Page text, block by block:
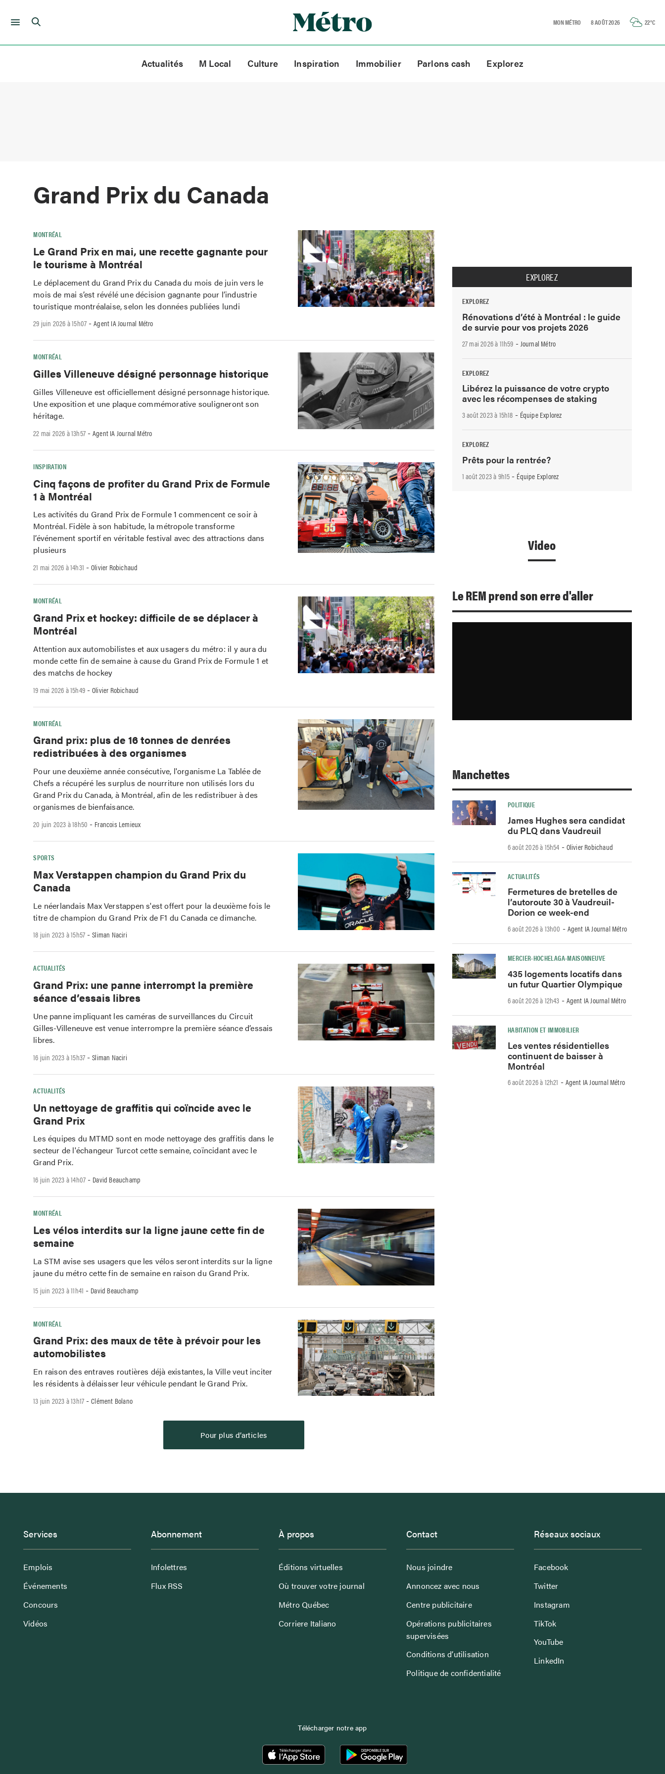
Skip
MON MÉTRO 8 AOÛT 2026 22°C
Actualités M Local Culture Inspiration Immobilier Parlons cash Explorez
Grand Prix du Canada
MONTRÉAL
Le Grand Prix en mai, une recette gagnante pour
le tourisme à Montréal
Le déplacement du Grand Prix du Canada du mois de juin vers le
mois de mai s’est révélé une décision gagnante pour l’industrie
touristique montréalaise, selon les données publiées lundi
29 juin 2026 à 15h07 -Agent IA Journal Métro
MONTRÉAL
Gilles Villeneuve désigné personnage historique
Gilles Villeneuve est officiellement désigné personnage historique.
Une exposition et une plaque commémorative souligneront son
héritage.
22 mai 2026 à 13h57 -Agent IA Journal Métro
INSPIRATION
Cinq façons de profiter du Grand Prix de Formule
1 à Montréal
Les activités du Grand Prix de Formule 1 commencent ce soir à
Montréal. Fidèle à son habitude, la métropole transforme
l’événement sportif en véritable festival avec des attractions dans
plusieurs
21 mai 2026 à 14h31 -Olivier Robichaud
MONTRÉAL
Grand Prix et hockey: difficile de se déplacer à
Montréal
Attention aux automobilistes et aux usagers du métro: il y aura du
monde cette fin de semaine à cause du Grand Prix de Formule 1 et
des matchs de hockey
19 mai 2026 à 15h49 -Olivier Robichaud
MONTRÉAL
Grand prix: plus de 16 tonnes de denrées
redistribuées à des organismes
Pour une deuxième année consécutive, l'organisme La Tablée de
Chefs a récupéré les surplus de nourriture non utilisés lors du
Grand Prix du Canada, à Montréal, afin de les redistribuer à des
organismes de bienfaisance.
20 juin 2023 à 18h50 - Francois Lemieux
SPORTS
Max Verstappen champion du Grand Prix du
Canada
Le néerlandais Max Verstappen s'est offert pour la deuxième fois le
titre de champion du Grand Prix de F1 du Canada ce dimanche.
18 juin 2023 à 15h57 -Sliman Naciri
ACTUALITÉS
Grand Prix: une panne interrompt la première
séance d’essais libres
Une panne impliquant les caméras de surveillances du Circuit
Gilles-Villeneuve est venue interrompre la première séance d’essais
libres.
16 juin 2023 à 15h37 -Sliman Naciri
ACTUALITÉS
Un nettoyage de graffitis qui coïncide avec le
Grand Prix
Les équipes du MTMD sont en mode nettoyage des graffitis dans le
secteur de l'échangeur Turcot cette semaine, coïncidant avec le
Grand Prix.
16 juin 2023 à 14h07 - David Beauchamp
MONTRÉAL
Les vélos interdits sur la ligne jaune cette fin de
semaine
La STM avise ses usagers que les vélos seront interdits sur la ligne
jaune du métro cette fin de semaine en raison du Grand Prix.
15 juin 2023 à 11h41 - David Beauchamp
MONTRÉAL
Grand Prix: des maux de tête à prévoir pour les
automobilistes
En raison des entraves routières déjà existantes, la Ville veut inciter
les résidents à délaisser leur véhicule pendant le Grand Prix.
13 juin 2023 à 13h17 -Clément Bolano
Pour plus d’articles
EXPLOREZ
EXPLOREZ
Rénovations d’été à Montréal : le guide
de survie pour vos projets 2026
27 mai 2026 à 11h59 - Journal Métro
EXPLOREZ
Libérez la puissance de votre crypto
avec les récompenses de staking
3 août 2023 à 15h18 - Équipe Explorez
EXPLOREZ
Prêts pour la rentrée?
1 août 2023 à 9h15 - Équipe Explorez
Video
Le REM prend son erre d'aller
Manchettes
POLITIQUE
James Hughes sera candidat
du PLQ dans Vaudreuil
6 août 2026 à 15h54 -Olivier Robichaud
ACTUALITÉS
Fermetures de bretelles de
l’autoroute 30 à Vaudreuil-
Dorion ce week-end
6 août 2026 à 13h00 -Agent IA Journal Métro
MERCIER-HOCHELAGA-MAISONNEUVE
435 logements locatifs dans
un futur Quartier Olympique
6 août 2026 à 12h43 -Agent IA Journal Métro
HABITATION ET IMMOBILIER
Les ventes résidentielles
continuent de baisser à
Montréal
6 août 2026 à 12h21 -Agent IA Journal Métro
Services
Emplois
Événements
Concours
Vidéos
Abonnement
Infolettres
Flux RSS
À propos
Éditions virtuelles
Où trouver votre journal
Métro Québec
Corriere Italiano
Contact
Nous joindre
Annoncez avec nous
Centre publicitaire
Opérations publicitaires
supervisées
Conditions d’utilisation
Politique de confidentialité
Réseaux sociaux
Facebook
Twitter
Instagram
TikTok
YouTube
LinkedIn
Télécharger notre app